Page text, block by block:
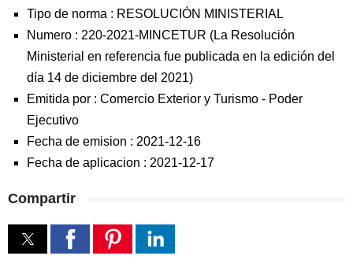
Tipo de norma : RESOLUCIÓN MINISTERIAL
Numero : 220-2021-MINCETUR (La Resolución
Ministerial en referencia fue publicada en la edición del
día 14 de diciembre del 2021)
Emitida por : Comercio Exterior y Turismo - Poder
Ejecutivo
Fecha de emision : 2021-12-16
Fecha de aplicacion : 2021-12-17
Compartir